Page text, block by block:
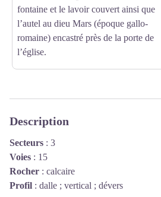
fontaine et le lavoir couvert ainsi que
l’autel au dieu Mars (époque gallo-
romaine) encastré près de la porte de
l’église.
Description
Secteurs : 3
Voies : 15
Rocher : calcaire
Profil : dalle ; vertical ; dévers